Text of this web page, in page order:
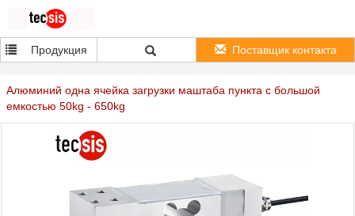
Продукция Поставщик контакта
Алюминий одна ячейка загрузки маштаба пункта с большой
емкостью 50kg - 650kg